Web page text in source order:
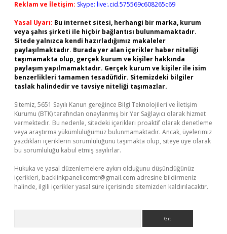
Reklam ve İletişim: Skype: live:.cid.575569c608265c69
Yasal Uyarı: Bu internet sitesi, herhangi bir marka, kurum
veya şahıs şirketi ile hiçbir bağlantısı bulunmamaktadır.
Sitede yalnızca kendi hazırladığımız makaleler
paylaşılmaktadır. Burada yer alan içerikler haber niteliği
taşımamakta olup, gerçek kurum ve kişiler hakkında
paylaşım yapılmamaktadır. Gerçek kurum ve kişiler ile isim
benzerlikleri tamamen tesadüfidir. Sitemizdeki bilgiler
taslak halindedir ve tavsiye niteliği taşımazlar.
Sitemiz, 5651 Sayılı Kanun gereğince Bilgi Teknolojileri ve İletişim
Kurumu (BTK) tarafından onaylanmış bir Yer Sağlayıcı olarak hizmet
vermektedir. Bu nedenle, sitedeki içerikleri proaktif olarak denetleme
veya araştırma yükümlülüğümüz bulunmamaktadır. Ancak, üyelerimiz
yazdıkları içeriklerin sorumluluğunu taşımakta olup, siteye üye olarak
bu sorumluluğu kabul etmiş sayılırlar.
Hukuka ve yasal düzenlemelere aykırı olduğunu düşündüğünüz
içerikleri, backlinkpanelicomtr@gmail.com adresine bildirmeniz
halinde, ilgili içerikler yasal süre içerisinde sitemizden kaldırılacaktır.